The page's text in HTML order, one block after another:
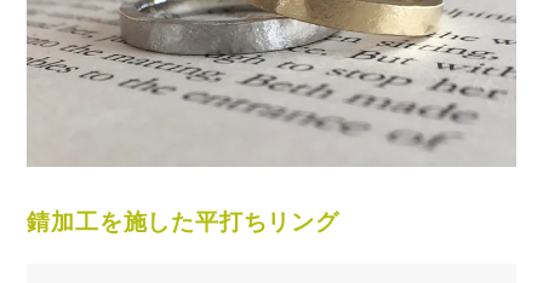
錆加工を施した平打ちリング